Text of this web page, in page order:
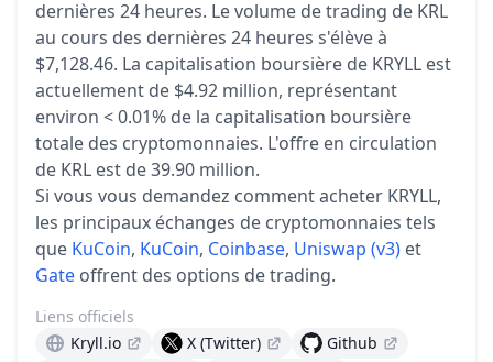
dernières 24 heures. Le volume de trading de KRL
au cours des dernières 24 heures s'élève à
$7,128.46. La capitalisation boursière de KRYLL est
actuellement de $4.92 million, représentant
environ < 0.01% de la capitalisation boursière
totale des cryptomonnaies. L'offre en circulation
de KRL est de 39.90 million.
Si vous vous demandez comment acheter KRYLL,
les principaux échanges de cryptomonnaies tels
que KuCoin, KuCoin, Coinbase, Uniswap (v3) et
Gate offrent des options de trading.
Liens officiels
Kryll.io
X (Twitter) Github